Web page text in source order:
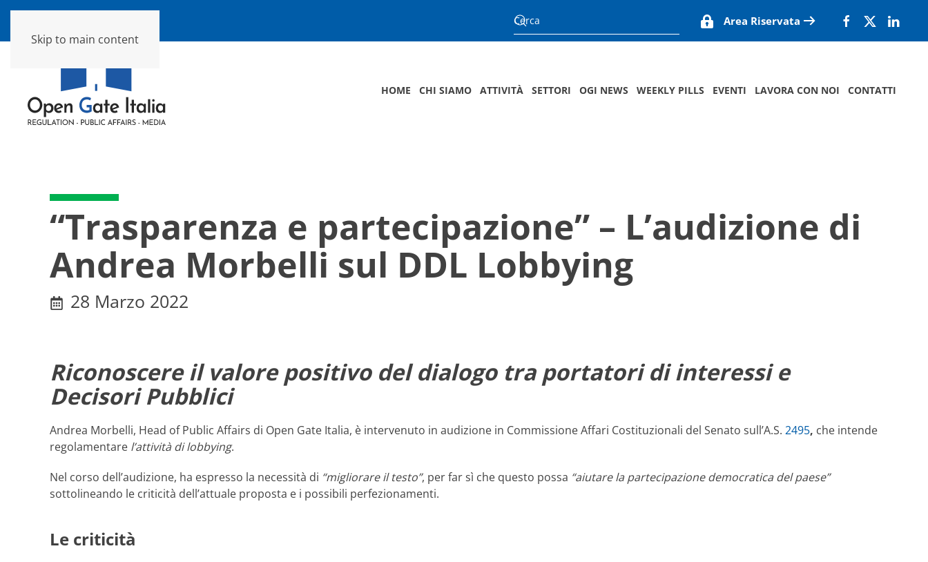
Skip to main content
Area Riservata
HOME CHI SIAMO ATTIVITÀ SETTORI OGI NEWS WEEKLY PILLS EVENTI LAVORA CON NOI CONTATTI
“Trasparenza e partecipazione” – L’audizione di
Andrea Morbelli sul DDL Lobbying
28 Marzo 2022
Riconoscere il valore positivo del dialogo tra portatori di interessi e
Decisori Pubblici
Andrea Morbelli, Head of Public Affairs di Open Gate Italia, è intervenuto in audizione in Commissione Affari Costituzionali del Senato sull’A.S. 2495, che intende
regolamentare l’attività di lobbying.
Nel corso dell’audizione, ha espresso la necessità di “migliorare il testo”, per far sì che questo possa “aiutare la partecipazione democratica del paese”
sottolineando le criticità dell’attuale proposta e i possibili perfezionamenti.
Le criticità